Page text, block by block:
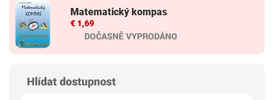
Matematický kompas
€ 1,69